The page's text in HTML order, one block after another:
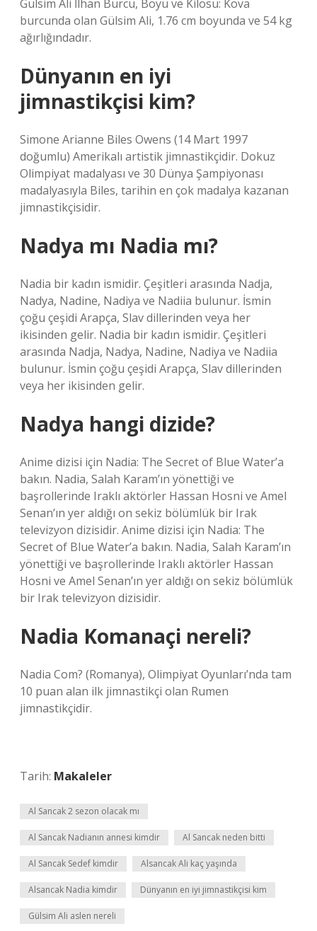
Gülsim Ali İlhan Burcu, Boyu ve Kilosu: Kova
burcunda olan Gülsim Ali, 1.76 cm boyunda ve 54 kg
ağırlığındadır.
Dünyanın en iyi
jimnastikçisi kim?
Simone Arianne Biles Owens (14 Mart 1997
doğumlu) Amerikalı artistik jimnastikçidir. Dokuz
Olimpiyat madalyası ve 30 Dünya Şampiyonası
madalyasıyla Biles, tarihin en çok madalya kazanan
jimnastikçisidir.
Nadya mı Nadia mı?
Nadia bir kadın ismidir. Çeşitleri arasında Nadja,
Nadya, Nadine, Nadiya ve Nadiia bulunur. İsmin
çoğu çeşidi Arapça, Slav dillerinden veya her
ikisinden gelir. Nadia bir kadın ismidir. Çeşitleri
arasında Nadja, Nadya, Nadine, Nadiya ve Nadiia
bulunur. İsmin çoğu çeşidi Arapça, Slav dillerinden
veya her ikisinden gelir.
Nadya hangi dizide?
Anime dizisi için Nadia: The Secret of Blue Water’a
bakın. Nadia, Salah Karam’ın yönettiği ve
başrollerinde Iraklı aktörler Hassan Hosni ve Amel
Senan’ın yer aldığı on sekiz bölümlük bir Irak
televizyon dizisidir. Anime dizisi için Nadia: The
Secret of Blue Water’a bakın. Nadia, Salah Karam’ın
yönettiği ve başrollerinde Iraklı aktörler Hassan
Hosni ve Amel Senan’ın yer aldığı on sekiz bölümlük
bir Irak televizyon dizisidir.
Nadia Komanaçi nereli?
Nadia Com? (Romanya), Olimpiyat Oyunları’nda tam
10 puan alan ilk jimnastikçi olan Rumen
jimnastikçidir.
Tarih: Makaleler
Al Sancak 2 sezon olacak mı
Al Sancak Nadianın annesi kimdir Al Sancak neden bitti
Al Sancak Sedef kimdir Alsancak Ali kaç yaşında
Alsancak Nadia kimdir Dünyanın en iyi jimnastikçisi kim
Gülsim Ali aslen nereli